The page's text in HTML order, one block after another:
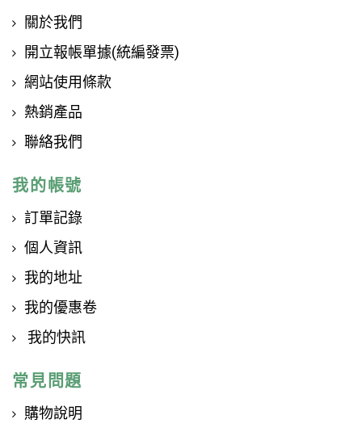
關於我們
開立報帳單據(統編發票)
網站使用條款
熱銷產品
聯絡我們
我的帳號
訂單記錄
個人資訊
我的地址
我的優惠卷
我的快訊
常見問題
購物說明